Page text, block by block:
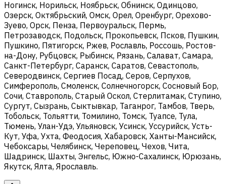
Ногинск, Норильск, Ноябрьск, Обнинск, Одинцово,
Озерск, Октябрьский, Омск, Орел, Оренбург, Орехово-
Зуево, Орск, Пенза, Первоуральск, Пермь,
Петрозаводск, Подольск, Прокопьевск, Псков, Пушкин,
Пушкино, Пятигорск, Ржев, Рославль, Россошь, Ростов-
на-Дону, Рубцовск, Рыбинск, Рязань, Салават, Самара,
Санкт-Петербург, Саранск, Саратов, Севастополь,
Северодвинск, Сергиев Посад, Серов, Серпухов,
Симферополь, Смоленск, Солнечногорск, Сосновый Бор,
Сочи, Ставрополь, Старый Оскол, Стерлитамак, Ступино,
Сургут, Сызрань, Сыктывкар, Таганрог, Тамбов, Тверь,
Тобольск, Тольятти, Томилино, Томск, Туапсе, Тула,
Тюмень, Улан-Удэ, Ульяновск, Усинск, Уссурийск, Усть-
Кут, Уфа, Ухта, Феодосия, Хабаровск, Ханты-Мансийск,
Чебоксары, Челябинск, Череповец, Чехов, Чита,
Шадринск, Шахты, Энгельс, Южно-Сахалинск, Юрюзань,
Якутск, Ялта, Ярославль.